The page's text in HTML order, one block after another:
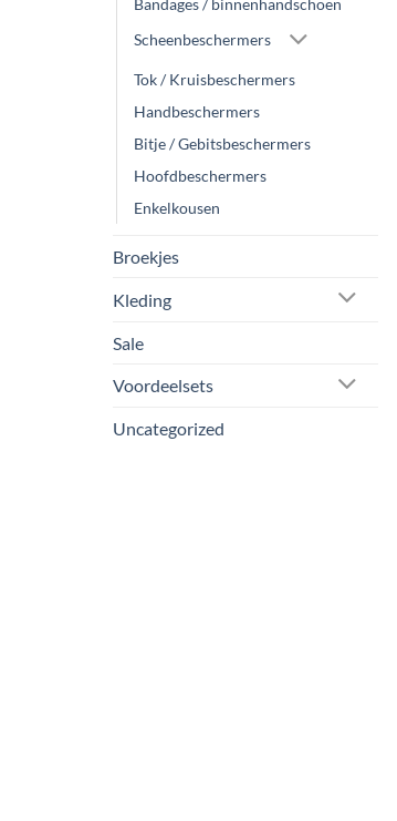
Bandages / binnenhandschoen
Scheenbeschermers
Tok / Kruisbeschermers
Handbeschermers
Bitje / Gebitsbeschermers
Hoofdbeschermers
Enkelkousen
Broekjes
Kleding
Sale
Voordeelsets
Uncategorized